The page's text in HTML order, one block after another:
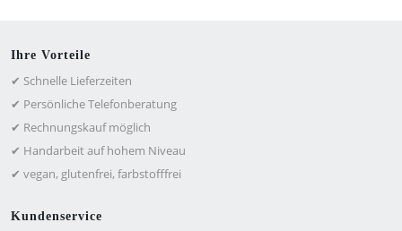
Ihre Vorteile
✔ Schnelle Lieferzeiten
✔ Persönliche Telefonberatung
✔ Rechnungskauf möglich
✔ Handarbeit auf hohem Niveau
✔ vegan, glutenfrei, farbstofffrei
Kundenservice